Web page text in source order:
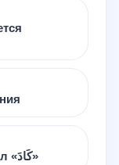
Частица запрета «لَا النَّاهِيَةُ». Глагол «كَادَ»